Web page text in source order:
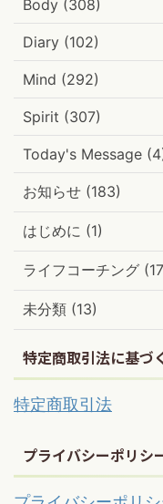
Body (308)
Diary (102)
Mind (292)
Spirit (307)
Today's Message
お知らせ (183)
はじめに (1)
ライフコーチング
未分類 (13)
特定商取引法に基づ
特定商取引法
プライバシーポリシ